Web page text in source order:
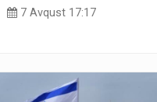
7 Avqust 17:17